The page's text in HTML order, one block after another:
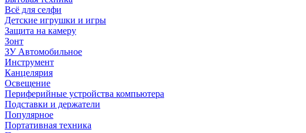
Всё для селфи
Детские игрушки и игры
Защита на камеру
Зонт
ЗУ Автомобильное
Инструмент
Канцелярия
Освещение
Периферийные устройства компьютера
Подставки и держатели
Популярное
Портативная техника